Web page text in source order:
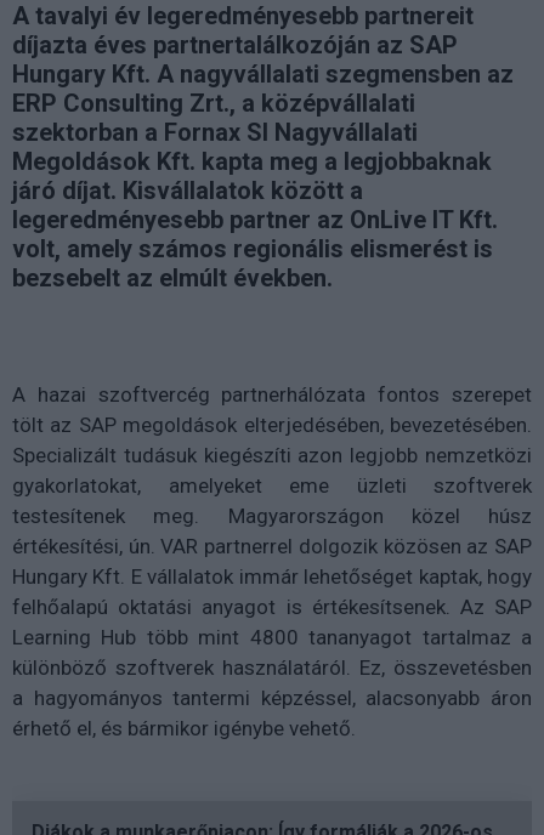
A tavalyi év legeredményesebb partnereit
díjazta éves partnertalálkozóján az SAP
Hungary Kft. A nagyvállalati szegmensben az
ERP Consulting Zrt., a középvállalati
szektorban a Fornax SI Nagyvállalati
Megoldások Kft. kapta meg a legjobbaknak
járó díjat. Kisvállalatok között a
legeredményesebb partner az OnLive IT Kft.
volt, amely számos regionális elismerést is
bezsebelt az elmúlt években.
A hazai szoftvercég partnerhálózata fontos szerepet
tölt az SAP megoldások elterjedésében, bevezetésében.
Specializált tudásuk kiegészíti azon legjobb nemzetközi
gyakorlatokat, amelyeket eme üzleti szoftverek
testesítenek meg. Magyarországon közel húsz
értékesítési, ún. VAR partnerrel dolgozik közösen az SAP
Hungary Kft. E vállalatok immár lehetőséget kaptak, hogy
felhőalapú oktatási anyagot is értékesítsenek. Az SAP
Learning Hub több mint 4800 tananyagot tartalmaz a
különböző szoftverek használatáról. Ez, összevetésben
a hagyományos tantermi képzéssel, alacsonyabb áron
érhető el, és bármikor igénybe vehető.